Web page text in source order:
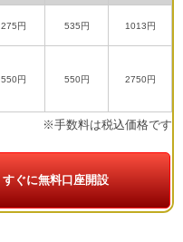
275円 535円 1013円
550円 550円 2750円
※手数料は税込価格です
すぐに無料口座開設